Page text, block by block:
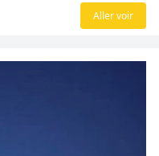
Aller voir